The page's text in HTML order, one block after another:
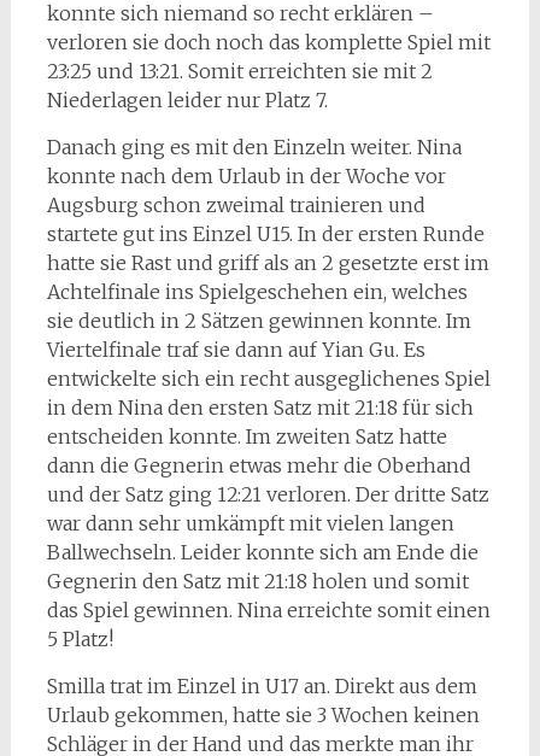
konnte sich niemand so recht erklären –
verloren sie doch noch das komplette Spiel mit
23:25 und 13:21. Somit erreichten sie mit 2
Niederlagen leider nur Platz 7.
Danach ging es mit den Einzeln weiter. Nina
konnte nach dem Urlaub in der Woche vor
Augsburg schon zweimal trainieren und
startete gut ins Einzel U15. In der ersten Runde
hatte sie Rast und griff als an 2 gesetzte erst im
Achtelfinale ins Spielgeschehen ein, welches
sie deutlich in 2 Sätzen gewinnen konnte. Im
Viertelfinale traf sie dann auf Yian Gu. Es
entwickelte sich ein recht ausgeglichenes Spiel
in dem Nina den ersten Satz mit 21:18 für sich
entscheiden konnte. Im zweiten Satz hatte
dann die Gegnerin etwas mehr die Oberhand
und der Satz ging 12:21 verloren. Der dritte Satz
war dann sehr umkämpft mit vielen langen
Ballwechseln. Leider konnte sich am Ende die
Gegnerin den Satz mit 21:18 holen und somit
das Spiel gewinnen. Nina erreichte somit einen
5 Platz!
Smilla trat im Einzel in U17 an. Direkt aus dem
Urlaub gekommen, hatte sie 3 Wochen keinen
Schläger in der Hand und das merkte man ihr